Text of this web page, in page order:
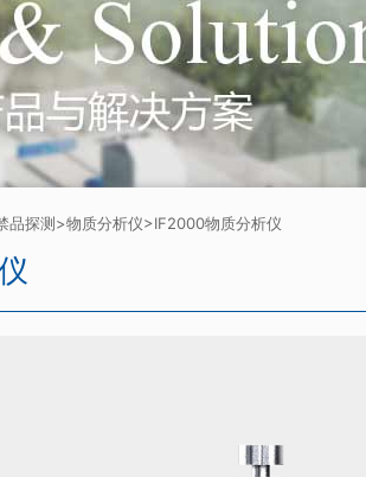
品探测>物质分析仪>IF2000物质分析仪